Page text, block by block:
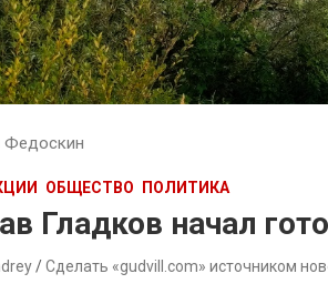
Федоскин
ОБЩЕСТВО ПОЛИТИКА
Гладков начал
Сделать «gudvill.com» источником